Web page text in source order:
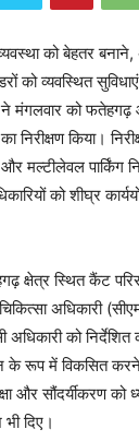
को बेहतर
को व्यवस्थित
ने मंगलवार को फतेहगढ़
निरीक्षण किया।
मल्टीलेवल पार्किंग
को शीघ्र
क्षेत्र स्थित कैंट
अधिकारी
अधिकारी को
के रूप में विकसित
और सौंदर्यीकरण
दिए।